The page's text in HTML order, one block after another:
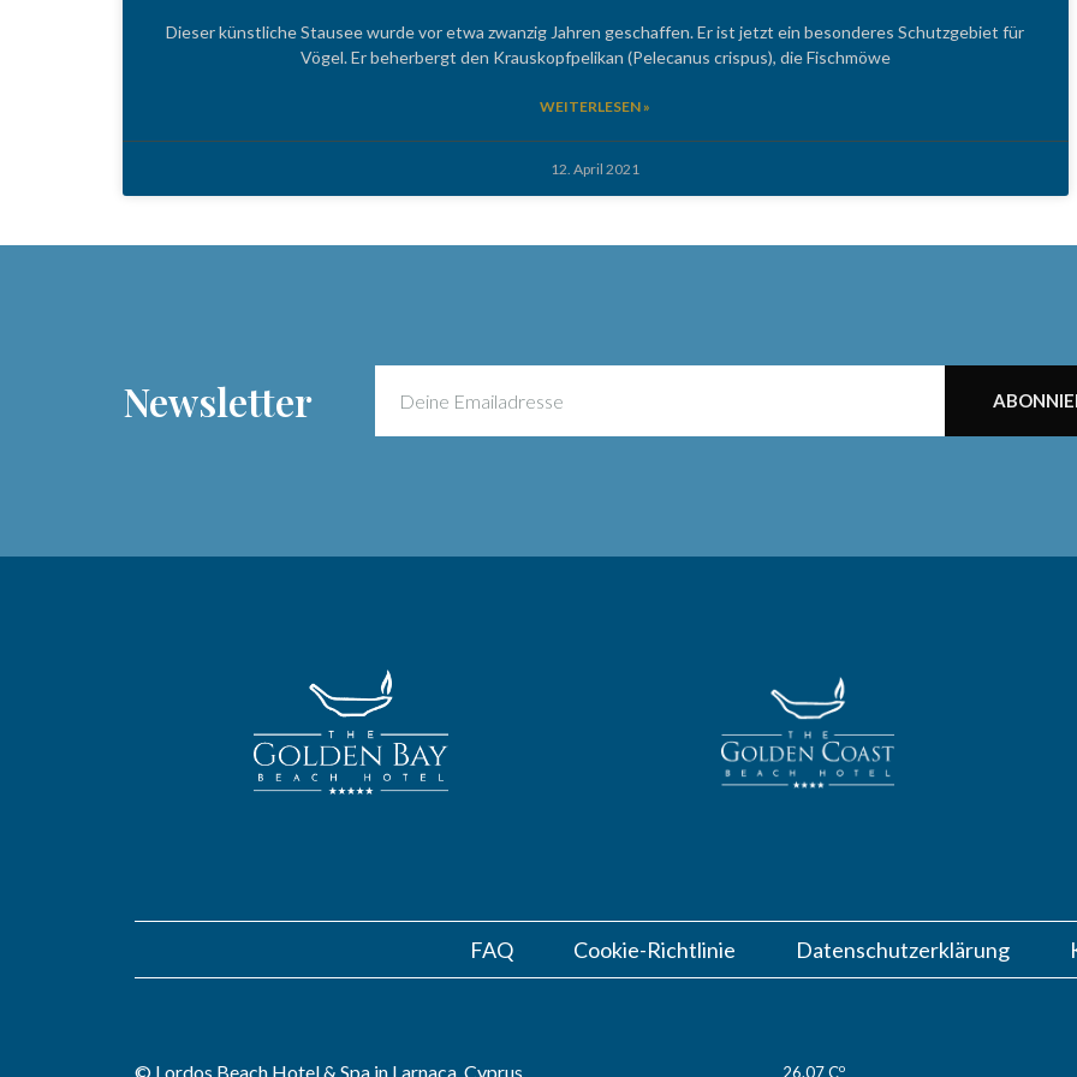
Dieser künstliche Stausee wurde vor etwa zwanzig Jahren geschaffen. Er ist jetzt ein besonderes Schutzgebiet für
Vögel. Er beherbergt den Krauskopfpelikan (Pelecanus crispus), die Fischmöwe
WEITERLESEN »
12. April 2021
Newsletter
FAQ Cookie-Richtlinie Datenschutzerklärung
© Lordos Beach Hotel & Spa in Larnaca, Cyprus 26.07 Co